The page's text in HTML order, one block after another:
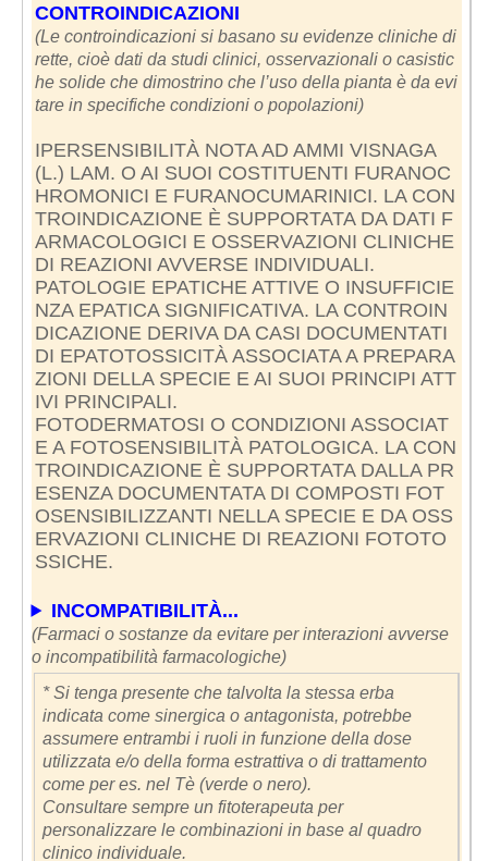
CONTROINDICAZIONI
(Le controindicazioni si basano su evidenze cliniche di
rette, cioè dati da studi clinici, osservazionali o casistic
he solide che dimostrino che l’uso della pianta è da evi
tare in specifiche condizioni o popolazioni)
IPERSENSIBILITÀ NOTA AD AMMI VISNAGA
(L.) LAM. O AI SUOI COSTITUENTI FURANOC
HROMONICI E FURANOCUMARINICI. LA CON
TROINDICAZIONE È SUPPORTATA DA DATI F
ARMACOLOGICI E OSSERVAZIONI CLINICHE
DI REAZIONI AVVERSE INDIVIDUALI.
PATOLOGIE EPATICHE ATTIVE O INSUFFICIE
NZA EPATICA SIGNIFICATIVA. LA CONTROIN
DICAZIONE DERIVA DA CASI DOCUMENTATI
DI EPATOTOSSICITÀ ASSOCIATA A PREPARA
ZIONI DELLA SPECIE E AI SUOI PRINCIPI ATT
IVI PRINCIPALI.
FOTODERMATOSI O CONDIZIONI ASSOCIAT
E A FOTOSENSIBILITÀ PATOLOGICA. LA CON
TROINDICAZIONE È SUPPORTATA DALLA PR
ESENZA DOCUMENTATA DI COMPOSTI FOT
OSENSIBILIZZANTI NELLA SPECIE E DA OSS
ERVAZIONI CLINICHE DI REAZIONI FOTOTO
SSICHE.
INCOMPATIBILITÀ...
(Farmaci o sostanze da evitare per interazioni avverse
o incompatibilità farmacologiche)
* Si tenga presente che talvolta la stessa erba
indicata come sinergica o antagonista, potrebbe
assumere entrambi i ruoli in funzione della dose
utilizzata e/o della forma estrattiva o di trattamento
come per es. nel Tè (verde o nero).
Consultare sempre un fitoterapeuta per
personalizzare le combinazioni in base al quadro
clinico individuale.